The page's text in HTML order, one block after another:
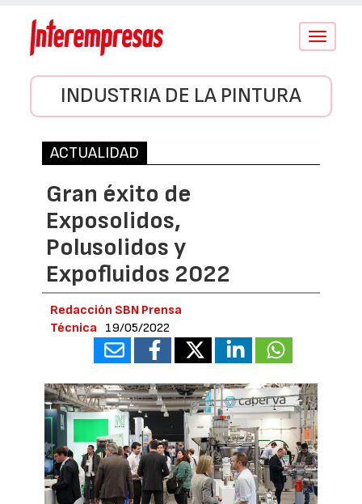
Conmutar
INDUSTRIA DE LA PINTURA
ACTUALIDAD
Gran éxito de
Exposolidos,
Polusolidos y
Expofluidos 2022
Redacción SBN Prensa
Técnica
19/05/2022